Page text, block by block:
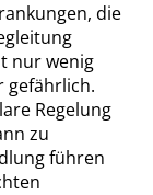
die
nur wenig
gefährlich.
Regelung
zu
führen